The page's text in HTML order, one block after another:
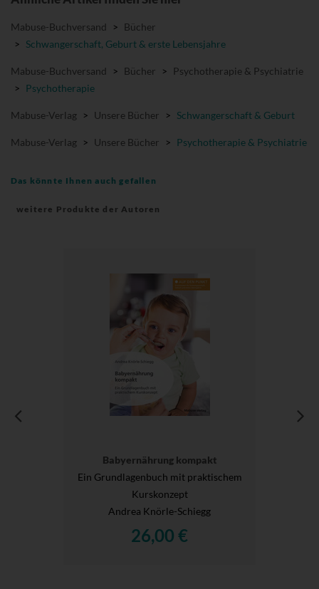
Mabuse-Buchversand > Bücher
> Schwangerschaft, Geburt & erste Lebensjahre
Mabuse-Buchversand > Bücher >
Psychotherapie & Psychiatrie
> Psychotherapie
Mabuse-Verlag > Unsere Bücher > Schwangerschaft & Geburt
Mabuse-Verlag > Unsere Bücher > Psychotherapie & Psychiatrie
Das könnte Ihnen auch gefallen
weitere Produkte der Autoren
Babyernährung kompakt
Ein Grundlagenbuch mit praktischem
Kurskonzept
Andrea Knörle-Schiegg
26,00 €